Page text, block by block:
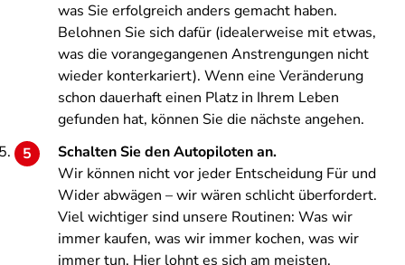
was Sie erfolgreich anders gemacht haben.
Belohnen Sie sich dafür (idealerweise mit etwas,
was die vorangegangenen Anstrengungen nicht
wieder konterkariert). Wenn eine Veränderung
schon dauerhaft einen Platz in Ihrem Leben
gefunden hat, können Sie die nächste angehen.
Schalten Sie den Autopiloten an.
Wir können nicht vor jeder Entscheidung Für und
Wider abwägen – wir wären schlicht überfordert.
Viel wichtiger sind unsere Routinen: Was wir
immer kaufen, was wir immer kochen, was wir
immer tun. Hier lohnt es sich am meisten,